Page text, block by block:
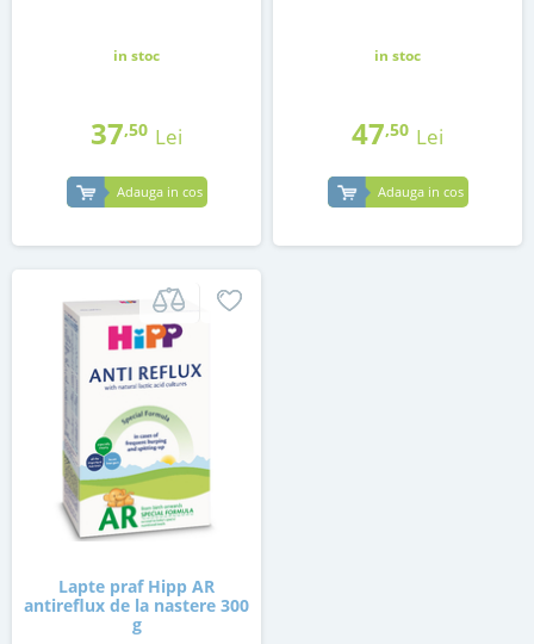
in stoc
37,50 Lei
Adauga in cos
in stoc
47,50 Lei
Adauga in cos
Lapte praf Hipp AR
antireflux de la nastere 300
g